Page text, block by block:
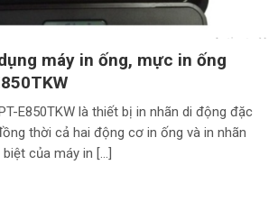
máy in ống, mực in ống
E850TKW là thiết bị in nhãn di động đặc
thời cả hai động cơ in ống và in nhãn
của máy in […]